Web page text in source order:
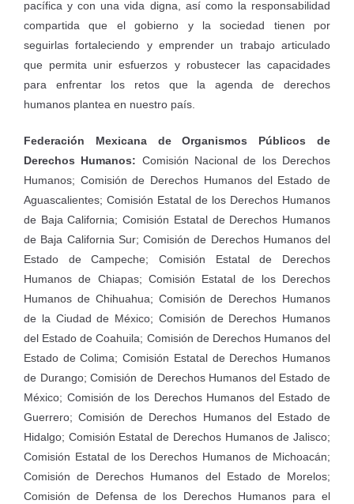
pacífica y con una vida digna, así como la responsabilidad
compartida que el gobierno y la sociedad tienen por
seguirlas fortaleciendo y emprender un trabajo articulado
que permita unir esfuerzos y robustecer las capacidades
para enfrentar los retos que la agenda de derechos
humanos plantea en nuestro país.
Federación Mexicana de Organismos Públicos de
Derechos Humanos: Comisión Nacional de los Derechos
Humanos; Comisión de Derechos Humanos del Estado de
Aguascalientes; Comisión Estatal de los Derechos Humanos
de Baja California; Comisión Estatal de Derechos Humanos
de Baja California Sur; Comisión de Derechos Humanos del
Estado de Campeche; Comisión Estatal de Derechos
Humanos de Chiapas; Comisión Estatal de los Derechos
Humanos de Chihuahua; Comisión de Derechos Humanos
de la Ciudad de México; Comisión de Derechos Humanos
del Estado de Coahuila; Comisión de Derechos Humanos del
Estado de Colima; Comisión Estatal de Derechos Humanos
de Durango; Comisión de Derechos Humanos del Estado de
México; Comisión de los Derechos Humanos del Estado de
Guerrero; Comisión de Derechos Humanos del Estado de
Hidalgo; Comisión Estatal de Derechos Humanos de Jalisco;
Comisión Estatal de los Derechos Humanos de Michoacán;
Comisión de Derechos Humanos del Estado de Morelos;
Comisión de Defensa de los Derechos Humanos para el